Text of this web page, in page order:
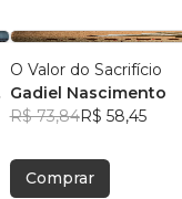
O Valor do Sacrifício
Gadiel Nascimento
R$ 73,84R$ 58,45
Comprar